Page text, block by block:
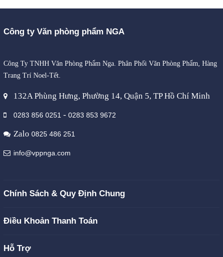
Công ty Văn phòng phẩm NGA
Công Ty TNHH Văn Phòng Phẩm Nga. Phân Phối Văn Phòng Phẩm, Hàng
Trang Trí Noel-Tết.
132A Phùng Hưng, Phường 14, Quận 5, TP Hồ Chí Minh
0283 856 0251 - 0283 853 9672
Zalo 0825 486 251
info@vppnga.com
Chính Sách & Quy Định Chung
Điều Khoản Thanh Toán
Hỗ Trợ